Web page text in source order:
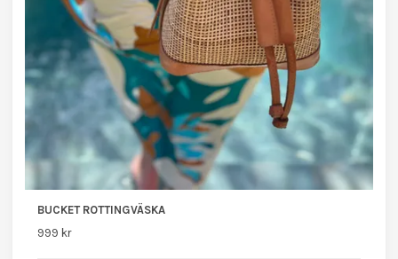
BUCKET ROTTINGVÄSKA
999 kr